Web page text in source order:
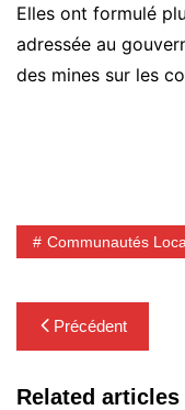
Elles ont formulé
adressée au
des mines sur les
Communautés
Navigation
de
l’article
Précédent
Related articles